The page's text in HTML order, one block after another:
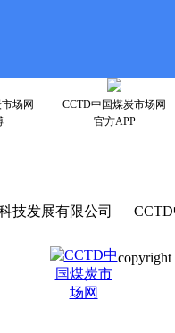
场网
CCTD中国煤炭市场网
官方APP
技发展有限公司
copyright